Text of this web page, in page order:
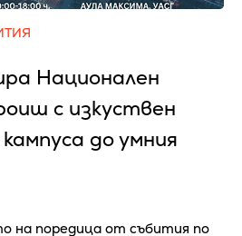
Национален
с изкуствен
до умния
на поредица от събития по